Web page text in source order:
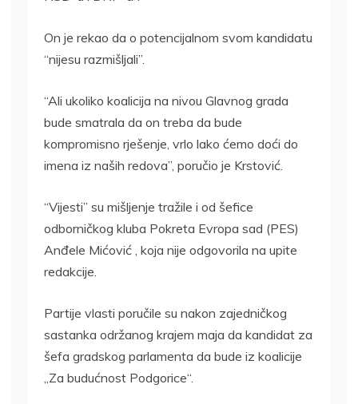
On je rekao da o potencijalnom svom kandidatu
“nijesu razmišljali”.
“Ali ukoliko koalicija na nivou Glavnog grada
bude smatrala da on treba da bude
kompromisno rješenje, vrlo lako ćemo doći do
imena iz naših redova”, poručio je Krstović.
“Vijesti” su mišljenje tražile i od šefice
odborničkog kluba Pokreta Evropa sad (PES)
Anđele Mićović , koja nije odgovorila na upite
redakcije.
Partije vlasti poručile su nakon zajedničkog
sastanka održanog krajem maja da kandidat za
šefa gradskog parlamenta da bude iz koalicije
„Za budućnost Podgorice“.